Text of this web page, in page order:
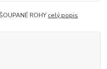
ROHY celý popis